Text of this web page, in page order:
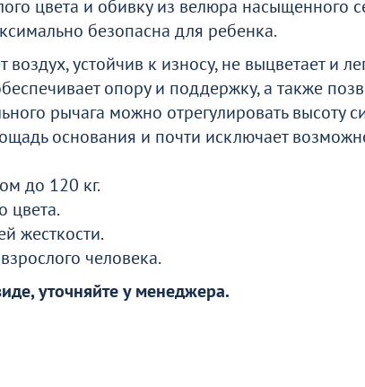
цвета и обивку из велюра насыщенного
безопасна для ребенка.
устойчив к износу, не выцветает и
опору и поддержку, а также
рычага можно отрегулировать высоту
основания и почти исключает
до 120 кг.
цвета.
жесткости.
человека.
уточняйте у менеджера.